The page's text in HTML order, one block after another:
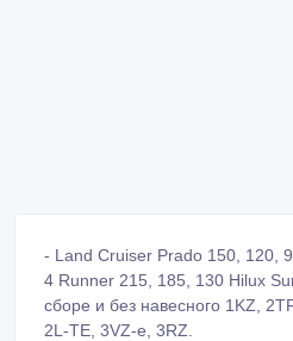
- Land Cruiser Prado 150, 120,
4 Runner 215, 185, 130 Hilux
сборе и без навесного 1KZ,
2L-TE, 3VZ-e, 3RZ.